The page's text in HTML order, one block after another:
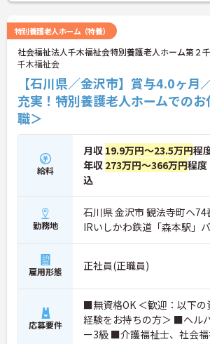
特別養護老人ホーム（特養）
社会福祉法人千木福祉会特別養護老人ホーム第２
千木福祉会
【石川県／金沢市】賞与4.0ヶ月
充実！特別養護老人ホームでの
職＞
給料
月収 19.9万円～23.5万円程
年収 273万円～366万円程
込
勤務地
石川県 金沢市 観法寺町ヘ74
IRいしかわ鉄道「森本駅」
雇用形態 正社員(正職員)
応募要件
■無資格OK ＜歓迎：以下の
経験をお持ちの方＞ ■ヘル
ー3級 ■介護福祉士、社会